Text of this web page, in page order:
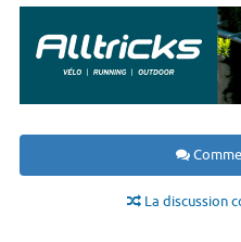
La discussion